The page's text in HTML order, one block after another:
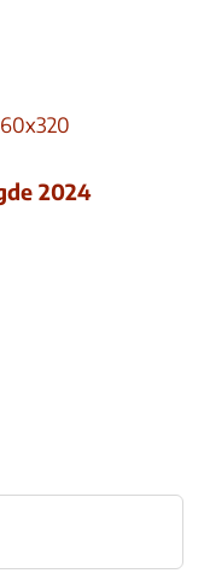
2024